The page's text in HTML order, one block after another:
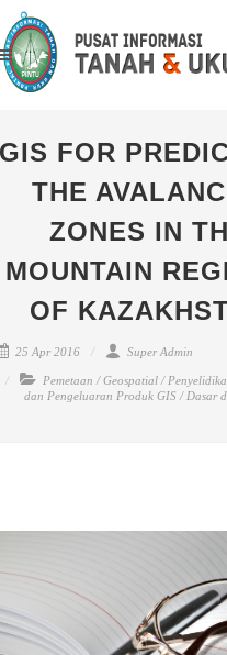
GIS FOR
THE
ZONES IN
MOUNTAIN
OF
25 Apr 2016 Super Admin
Pemetaan /Geospatial/
dan Pengeluaran Produk GIS / Dasar